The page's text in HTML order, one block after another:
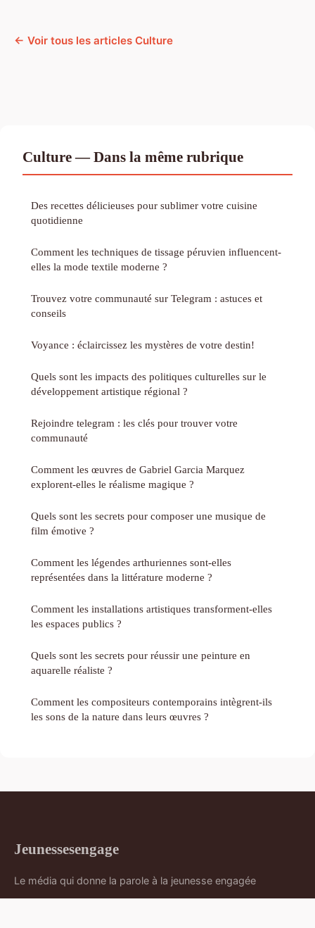
← Voir tous les articles Culture
Culture — Dans la même rubrique
Des recettes délicieuses pour sublimer votre cuisine
quotidienne
Comment les techniques de tissage péruvien influencent-
elles la mode textile moderne ?
Trouvez votre communauté sur Telegram : astuces et
conseils
Voyance : éclaircissez les mystères de votre destin!
Quels sont les impacts des politiques culturelles sur le
développement artistique régional ?
Rejoindre telegram : les clés pour trouver votre
communauté
Comment les œuvres de Gabriel Garcia Marquez
explorent-elles le réalisme magique ?
Quels sont les secrets pour composer une musique de
film émotive ?
Comment les légendes arthuriennes sont-elles
représentées dans la littérature moderne ?
Comment les installations artistiques transforment-elles
les espaces publics ?
Quels sont les secrets pour réussir une peinture en
aquarelle réaliste ?
Comment les compositeurs contemporains intègrent-ils
les sons de la nature dans leurs œuvres ?
Jeunessesengage
Le média qui donne la parole à la jeunesse engagée